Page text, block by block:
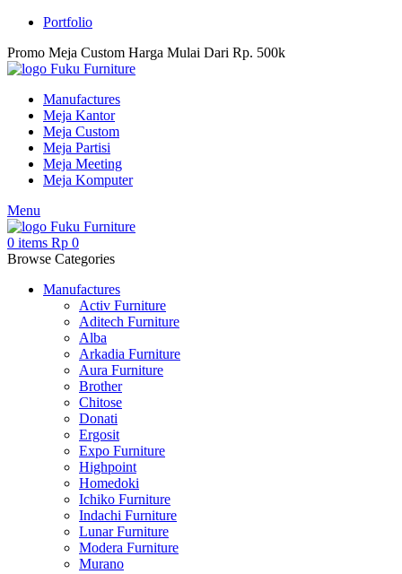
Portfolio
Promo Meja Custom Harga Mulai Dari Rp. 500k
Manufactures
Meja Kantor
Meja Custom
Meja Partisi
Meja Meeting
Meja Komputer
Menu
0 items Rp 0
Browse Categories
Manufactures
Activ Furniture
Aditech Furniture
Alba
Arkadia Furniture
Aura Furniture
Brother
Chitose
Donati
Ergosit
Expo Furniture
Highpoint
Homedoki
Ichiko Furniture
Indachi Furniture
Lunar Furniture
Modera Furniture
Murano